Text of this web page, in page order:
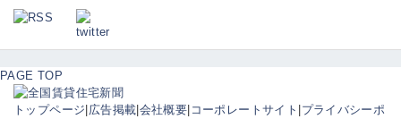
PAGE TOP
トップページ 広告掲載 会社概要 コーポレートサイト プライバシーポ